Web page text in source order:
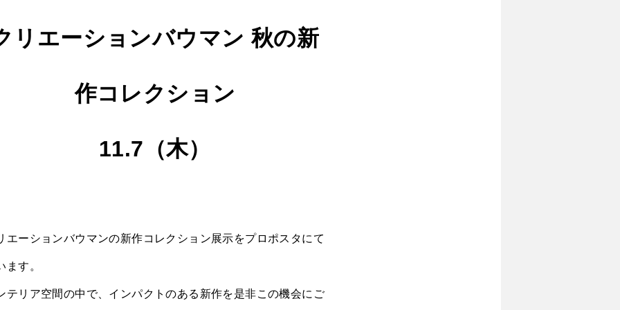
リエーションバウマン 秋の新
作コレクション
11.7（木）
エーションバウマンの新作コレクション展示をプロポスタにて
ます。
テリア空間の中で、インパクトのある新作を是非この機会にご